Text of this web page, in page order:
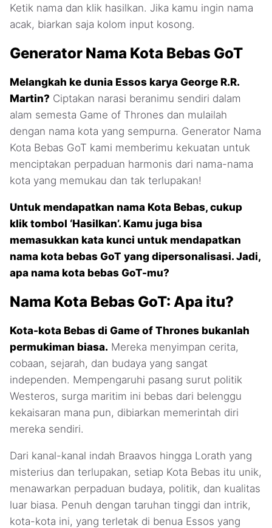
Ketik nama dan klik hasilkan. Jika kamu ingin nama
acak, biarkan saja kolom input kosong.
Generator Nama Kota Bebas GoT
Melangkah ke dunia Essos karya George R.R.
Martin? Ciptakan narasi beranimu sendiri dalam
alam semesta Game of Thrones dan mulailah
dengan nama kota yang sempurna. Generator Nama
Kota Bebas GoT kami memberimu kekuatan untuk
menciptakan perpaduan harmonis dari nama-nama
kota yang memukau dan tak terlupakan!
Untuk mendapatkan nama Kota Bebas, cukup
klik tombol ‘Hasilkan’. Kamu juga bisa
memasukkan kata kunci untuk mendapatkan
nama kota bebas GoT yang dipersonalisasi. Jadi,
apa nama kota bebas GoT-mu?
Nama Kota Bebas GoT: Apa itu?
Kota-kota Bebas di Game of Thrones bukanlah
permukiman biasa. Mereka menyimpan cerita,
cobaan, sejarah, dan budaya yang sangat
independen. Mempengaruhi pasang surut politik
Westeros, surga maritim ini bebas dari belenggu
kekaisaran mana pun, dibiarkan memerintah diri
mereka sendiri.
Dari kanal-kanal indah Braavos hingga Lorath yang
misterius dan terlupakan, setiap Kota Bebas itu unik,
menawarkan perpaduan budaya, politik, dan kualitas
luar biasa. Penuh dengan taruhan tinggi dan intrik,
kota-kota ini, yang terletak di benua Essos yang